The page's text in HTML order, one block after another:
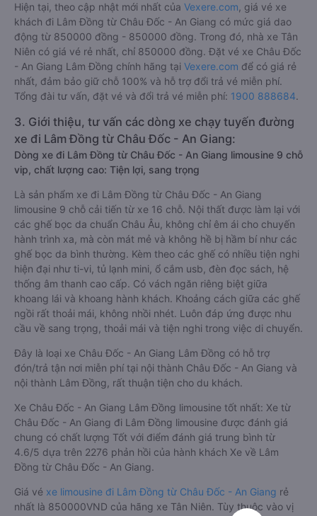
Hiện tại, theo cập nhật mới nhất của Vexere.com , giá vé xe
khách đi Lâm Đồng từ Châu Đốc - An Giang có mức giá dao
động từ 850000 đồng - 850000 đồng. Trong đó, nhà xe Tân
Niên có giá vé rẻ nhất, chỉ 850000 đồng. Đặt vé xe Châu Đốc
- An Giang Lâm Đồng chính hãng tại Vexere.com để có giá rẻ
nhất, đảm bảo giữ chỗ 100% và hỗ trợ đổi trả vé miễn phí.
Tổng đài tư vấn, đặt vé và đổi trả vé miễn phí: 1900 888684.
3. Giới thiệu, tư vấn các dòng xe chạy tuyến đường
xe đi Lâm Đồng từ Châu Đốc - An Giang:
Dòng xe đi Lâm Đồng từ Châu Đốc - An Giang limousine 9 chỗ
vip, chất lượng cao: Tiện lợi, sang trọng
Là sản phẩm xe đi Lâm Đồng từ Châu Đốc - An Giang
limousine 9 chỗ cải tiến từ xe 16 chỗ. Nội thất được làm lại với
các ghế bọc da chuẩn Châu Âu, không chỉ êm ái cho chuyến
hành trình xa, mà còn mát mẻ và không hề bị hầm bí như các
ghế bọc da bình thường. Kèm theo các ghế có nhiều tiện nghi
hiện đại như ti-vi, tủ lạnh mini, ổ cắm usb, đèn đọc sách, hệ
thống âm thanh cao cấp. Có vách ngăn riêng biệt giữa
khoang lái và khoang hành khách. Khoảng cách giữa các ghế
ngồi rất thoải mái, không nhồi nhét. Luôn đáp ứng được nhu
cầu về sang trọng, thoải mái và tiện nghi trong việc di chuyển.
Đây là loại xe Châu Đốc - An Giang Lâm Đồng có hỗ trợ
đón/trả tận nơi miễn phí tại nội thành Châu Đốc - An Giang và
nội thành Lâm Đồng, rất thuận tiện cho du khách.
Xe Châu Đốc - An Giang Lâm Đồng limousine tốt nhất: Xe từ
Châu Đốc - An Giang đi Lâm Đồng limousine được đánh giá
chung có chất lượng Tốt với điểm đánh giá trung bình từ
4.6/5 dựa trên 2276 phản hồi của hành khách Xe về Lâm
Đồng từ Châu Đốc - An Giang.
Giá vé xe limousine đi Lâm Đồng từ Châu Đốc - An Giang rẻ
nhất là 850000VND của hãng xe Tân Niên. Tùy thuộc vào vị